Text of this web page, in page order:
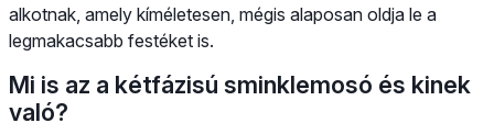
alkotnak, amely kíméletesen, mégis alaposan oldja le a
legmakacsabb festéket is.
Mi is az a kétfázisú sminklemosó és kinek
való?